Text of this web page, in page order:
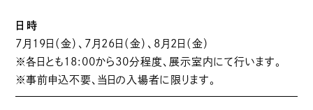
日時
7月19日（金）、7月26日（金）、8月2日（金）
※各日とも18:00から30分程度、展示室内にて行います。
※事前申込不要、当日の入場者に限ります。